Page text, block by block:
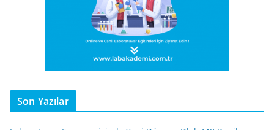
Son Yazılar